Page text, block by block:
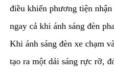
điều khiển phương tiện
ngay cả khi ánh sáng đèn
Khi ánh sáng đèn xe chạm
tạo ra một dải sáng rực rỡ,